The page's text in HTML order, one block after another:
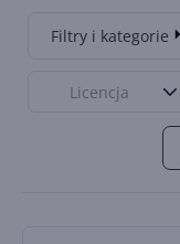
Filtry i kategorie
Licencja